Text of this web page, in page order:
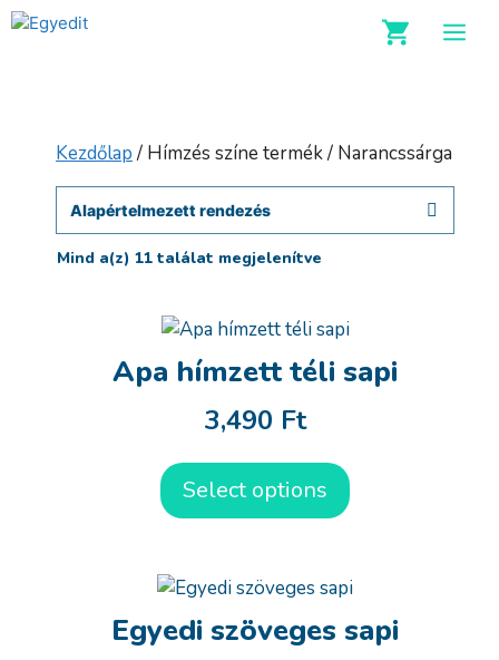
Kilépés
Kezdőlap/ Hímzés színe termék / Narancssárga
Mind a(z) 11 találat megjelenítve
Apa hímzett téli sapi
3,490 Ft
Select options
Egyedi szöveges sapi